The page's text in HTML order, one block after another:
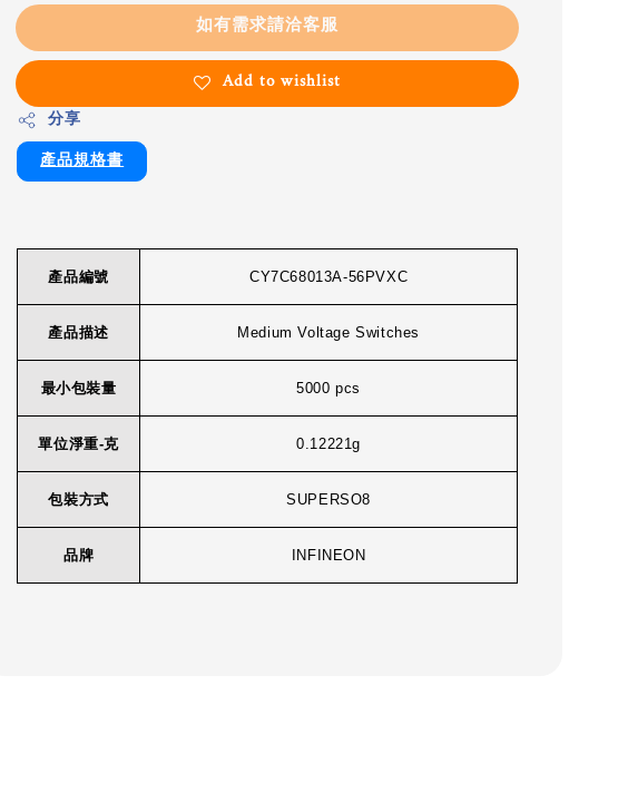
如有需求請洽客服
Add to wishlist
分享
產品規格書
產品編號 CY7C68013A-56PVXC
產品描述 Medium Voltage Switches
最小包裝量 5000 pcs
單位淨重-克 0.12221g
包裝方式 SUPERSO8
品牌 INFINEON